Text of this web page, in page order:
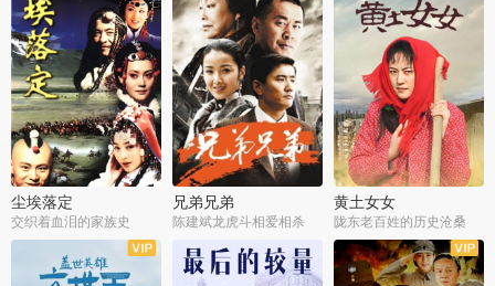
尘埃落定
交织着血泪的家族史
兄弟兄弟
陈建斌龙虎斗相爱相杀
黄土女女
陇东老百姓的历史沧桑
全36集
全28集 全44集